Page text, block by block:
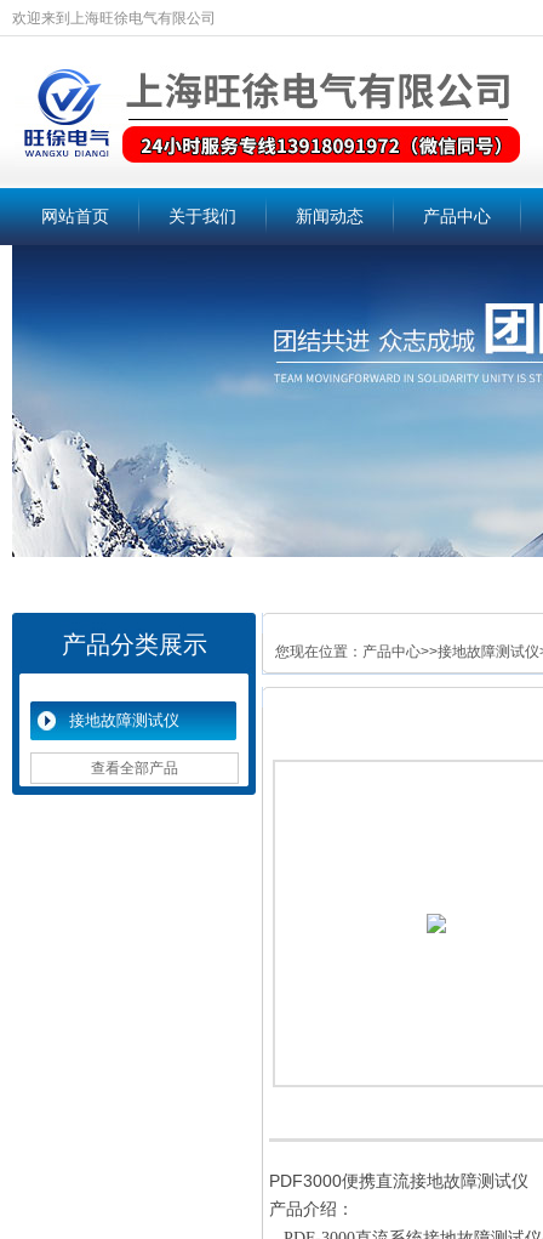
欢迎来到上海旺徐电气有限公司
网站首页 关于我们 新闻动态 产品中心
产品分类展示
接地故障测试仪
查看全部产品
您现在位置： 产品中心>>接地故障测试仪
PDF3000便携直流接地故障测试仪
产品介绍：